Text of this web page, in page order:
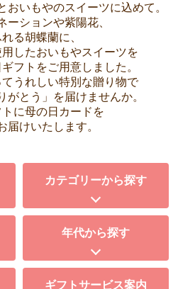
おいもやのスイーツに込めて。
ーションや紫陽花、
る胡蝶蘭に、
したおいもやスイーツを
フトをご用意しました。
うれしい特別な贈り物で
がとう」を届けませんか。
に母の日カードを
届けいたします。
カテゴリーから探す
年代から探す
ギフトサービス案内